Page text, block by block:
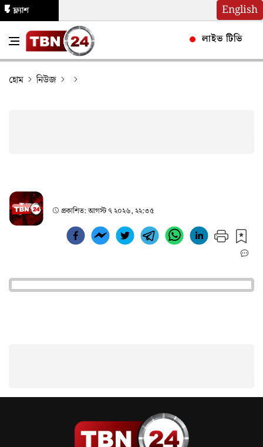
English
ফ্ল্যাশ
লাইভ টিভি
হোম নিউজ
প্রকাশিত:আগস্ট ৭ ২০২৬, ২২:৩৫